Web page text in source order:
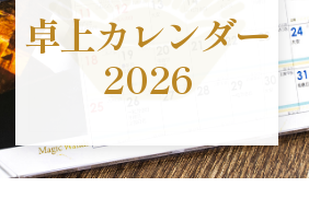
卓上カレンダー
2026